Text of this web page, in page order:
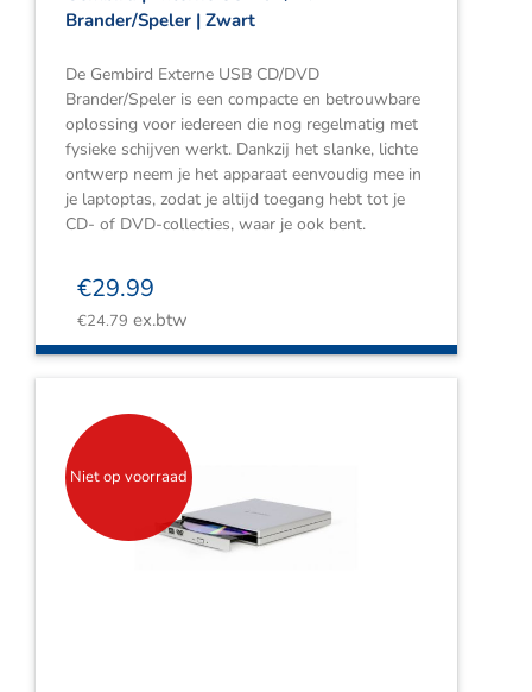
Brander/Speler | Zwart
De Gembird Externe USB CD/DVD
Brander/Speler is een compacte en betrouwbare
oplossing voor iedereen die nog regelmatig met
fysieke schijven werkt. Dankzij het slanke, lichte
ontwerp neem je het apparaat eenvoudig mee in
je laptoptas, zodat je altijd toegang hebt tot je
CD- of DVD-collecties, waar je ook bent.
€29.99
€24.79 ex.btw
Niet op voorraad